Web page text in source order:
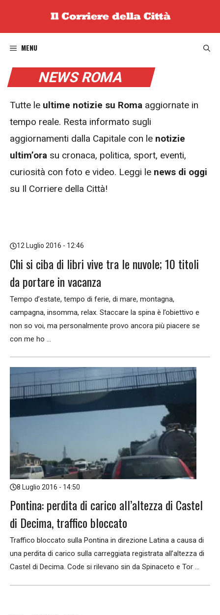
MENU
NEWS ROMA
Tutte le ultime notizie su Roma aggiornate in
tempo reale. Resta informato sugli
aggiornamenti dalla Capitale con le notizie
ultim’ora su cronaca, politica, sport, eventi,
curiosità con foto e video. Leggi le news di oggi
su Il Corriere della Città!
12 Luglio 2016 - 12:46
Chi si ciba di libri vive tra le nuvole; 10 titoli
da portare in vacanza
Tempo d’estate, tempo di ferie, di mare, montagna,
campagna, insomma, relax. Staccare la spina è l’obiettivo e
non so voi, ma personalmente provo ancora più piacere se
con me ho ...
8 Luglio 2016 - 14:50
Pontina: perdita di carico all’altezza di Castel
di Decima, traffico bloccato
Traffico bloccato sulla Pontina in direzione Latina a causa di
una perdita di carico sulla carreggiata registrata all’altezza di
Castel di Decima. Code si rilevano sin da Spinaceto e Tor ...